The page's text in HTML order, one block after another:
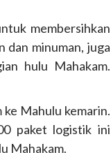
membersihkan
dan minuman, juga
hulu Mahakam.
ke Mahulu kemarin.
paket logistik ini
Mahakam.